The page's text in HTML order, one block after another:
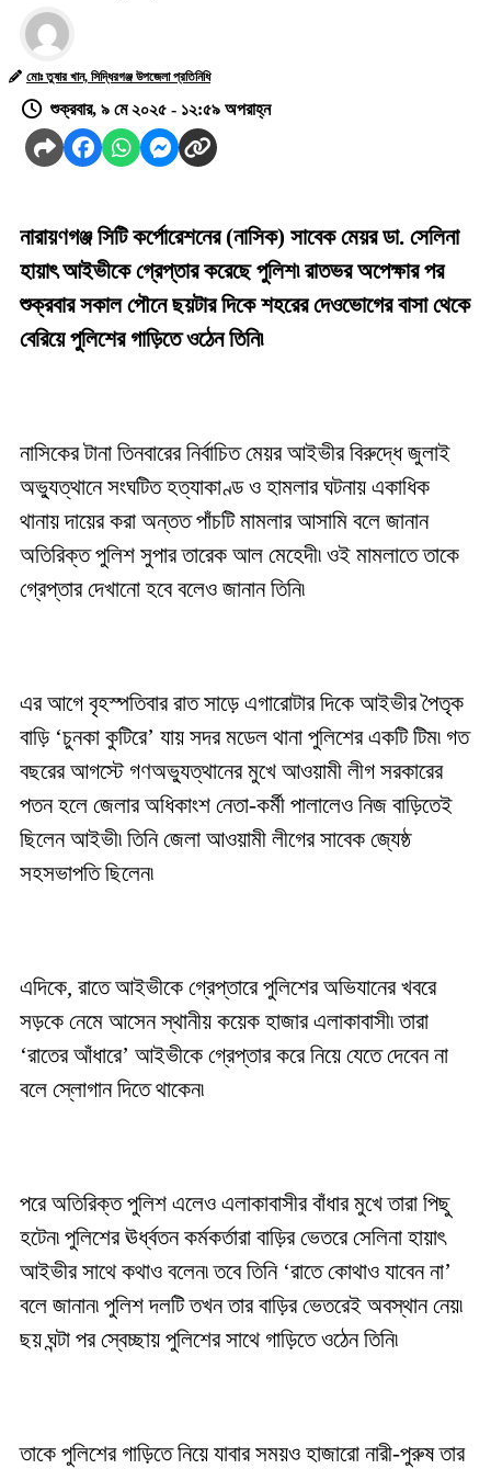
মোঃ তুষার খান, সিদ্ধিরগঞ্জ উপজেলা প্রতিনিধি
শুক্রবার, ৯ মে ২০২৫ - ১২:৫৯ অপরাহ্ন
নারায়ণগঞ্জ সিটি কর্পোরেশনের (নাসিক) সাবেক মেয়র ডা. সেলিনা
হায়াৎ আইভীকে গ্রেপ্তার করেছে পুলিশ৷ রাতভর অপেক্ষার পর
শুক্রবার সকাল পৌনে ছয়টার দিকে শহরের দেওভোগের বাসা থেকে
বেরিয়ে পুলিশের গাড়িতে ওঠেন তিনি৷
নাসিকের টানা তিনবারের নির্বাচিত মেয়র আইভীর বিরুদ্ধে জুলাই
অভ্যুত্থানে সংঘটিত হত্যাকাণ্ড ও হামলার ঘটনায় একাধিক
থানায় দায়ের করা অন্তত পাঁচটি মামলার আসামি বলে জানান
অতিরিক্ত পুলিশ সুপার তারেক আল মেহেদী৷ ওই মামলাতে তাকে
গ্রেপ্তার দেখানো হবে বলেও জানান তিনি৷
এর আগে বৃহস্পতিবার রাত সাড়ে এগারোটার দিকে আইভীর পৈতৃক
বাড়ি ‘চুনকা কুটিরে’ যায় সদর মডেল থানা পুলিশের একটি টিম৷ গত
বছরের আগস্টে গণঅভ্যুত্থানের মুখে আওয়ামী লীগ সরকারের
পতন হলে জেলার অধিকাংশ নেতা-কর্মী পালালেও নিজ বাড়িতেই
ছিলেন আইভী৷ তিনি জেলা আওয়ামী লীগের সাবেক জ্যেষ্ঠ
সহসভাপতি ছিলেন৷
এদিকে, রাতে আইভীকে গ্রেপ্তারে পুলিশের অভিযানের খবরে
সড়কে নেমে আসেন স্থানীয় কয়েক হাজার এলাকাবাসী৷ তারা
‘রাতের আঁধারে’ আইভীকে গ্রেপ্তার করে নিয়ে যেতে দেবেন না
বলে স্লোগান দিতে থাকেন৷
পরে অতিরিক্ত পুলিশ এলেও এলাকাবাসীর বাঁধার মুখে তারা পিছু
হটেন৷ পুলিশের ঊর্ধ্বতন কর্মকর্তারা বাড়ির ভেতরে সেলিনা হায়াৎ
আইভীর সাথে কথাও বলেন৷ তবে তিনি ‘রাতে কোথাও যাবেন না’
বলে জানান৷ পুলিশ দলটি তখন তার বাড়ির ভেতরেই অবস্থান নেয়৷
ছয় ঘন্টা পর স্বেচ্ছায় পুলিশের সাথে গাড়িতে ওঠেন তিনি৷
তাকে পুলিশের গাড়িতে নিয়ে যাবার সময়ও হাজারো নারী-পুরুষ তার